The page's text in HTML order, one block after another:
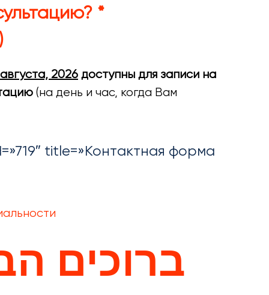
*
2026 доступны для записи на
(на день и час, когда Вам
title=»Контактная форма
ברוכים